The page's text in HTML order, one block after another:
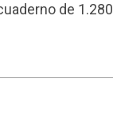
de 1.280